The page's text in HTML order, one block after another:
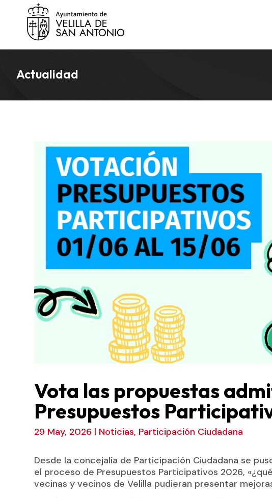
Actualidad
Vota las propuestas
Presupuestos
29 May, 2026 | Noticias, Participación Ciudadana
Desde la concejalía de Participación Ciudadana se
el proceso de Presupuestos Participativos 2026,
vecinas y vecinos de Velilla pudieran presentar